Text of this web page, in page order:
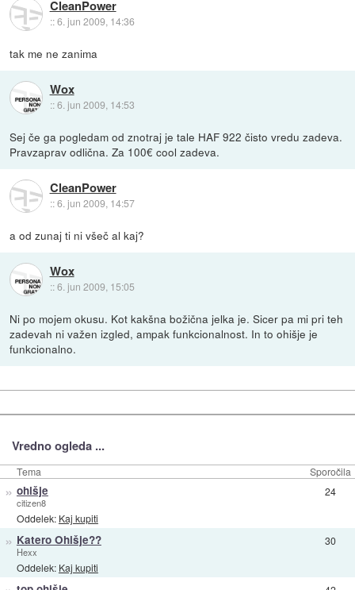
CleanPower
::6. jun 2009, 14:36
tak me ne zanima
Wox
::6. jun 2009, 14:53
Sej če ga pogledam od znotraj je tale HAF 922 čisto vredu zadeva.
Pravzaprav odlična. Za 100€ cool zadeva.
CleanPower
::6. jun 2009, 14:57
a od zunaj ti ni všeč al kaj?
Wox
::6. jun 2009, 15:05
Ni po mojem okusu. Kot kakšna božična jelka je. Sicer pa mi pri teh
zadevah ni važen izgled, ampak funkcionalnost. In to ohišje je
funkcionalno.
Vredno ogleda ...
Tema Sporočila
» ohišje
citizen8
Oddelek: Kaj kupiti
24
» Katero Ohišje??
Hexx
Oddelek: Kaj kupiti
30